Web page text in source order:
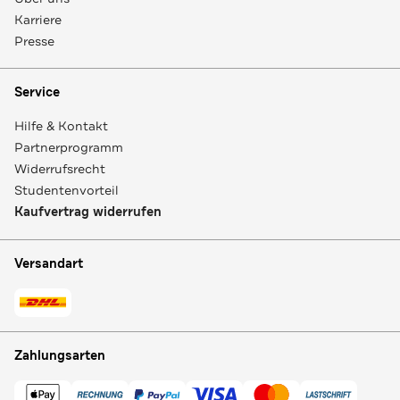
Karriere
Presse
Service
Hilfe & Kontakt
Partnerprogramm
Widerrufsrecht
Studentenvorteil
Kaufvertrag widerrufen
Versandart
Zahlungsarten